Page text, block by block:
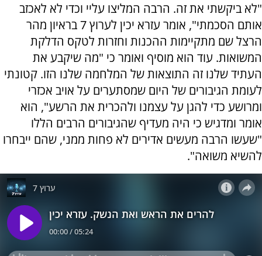
"לא ביקשתי את זה. הרבה המליצו עליי וכדי לא לאכזב
אותם הסכמתי", אומר עזרא יכין לערוץ 7 בראיון מהר
הרצל שם מתקיימות ההכנות וחזרות לטקס הדלקת
המשואות. עוד הוא מוסיף ואומר כי "מה שיקבע את
העתיד שלנו זה התוצאות של המלחמה שלנו הזו. קטונתי
לעומת הגיבורים של היום שמסתערים על אויב אכזרי
ומרושע כדי להגן על עצמנו ולהכרית את הרשע", הוא
אומר ומדגיש כי היה מעדיף שהגיבורים הרבים הללו
"שעשו הרבה מעשים אדירים לא פחות ממני, שהם ייבחרו
להשיא משואה".